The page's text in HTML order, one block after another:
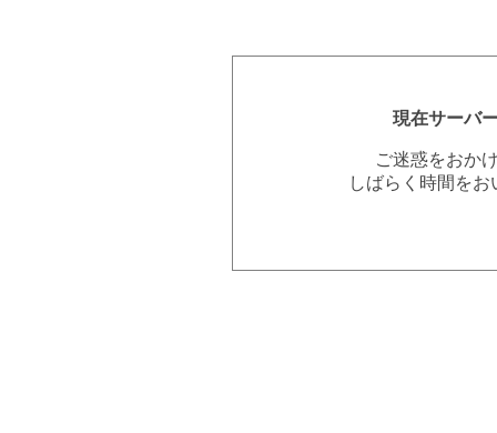
現在サーバ
ご迷惑をおか
しばらく時間を